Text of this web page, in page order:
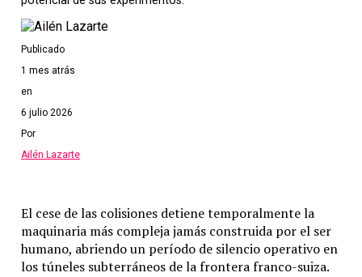
Por parte de los títulos exclusivos de
entregas van a recibir el parche que las haga compatible
franquicia
Publicado
1 mes atrás
en
6 julio 2026
Por
Ailén Lazarte
El cese de las colisiones detiene temporalmente la
maquinaria más compleja jamás construida por el ser
humano, abriendo un período de silencio operativo en
los túneles subterráneos de la frontera franco-suiza.